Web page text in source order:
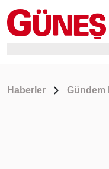
Haberler Gündem